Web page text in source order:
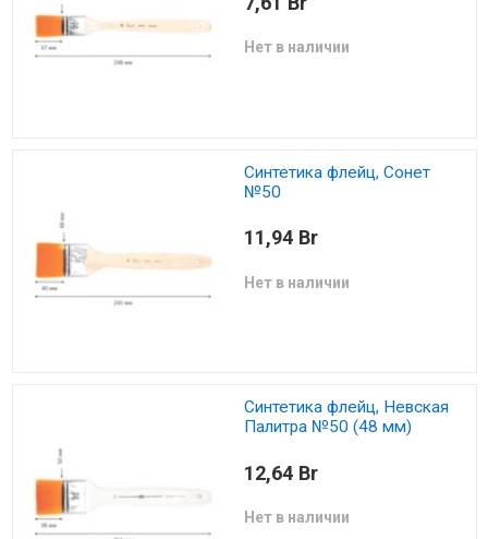
Нет в наличии
Синтетика флейц, Сонет
№50
11,94 Br
Нет в наличии
Синтетика флейц, Невская
Палитра №50 (48 мм)
12,64 Br
Нет в наличии